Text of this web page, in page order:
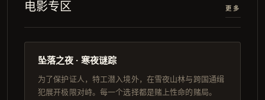
电影专区 更多
韩剧
91分钟
坠落之夜 · 寒夜谜踪
为了保护证人，特工潜入境外，在雪夜山林与跨国通缉
犯展开极限对峙。每一个选择都是赌上性命的赌局。